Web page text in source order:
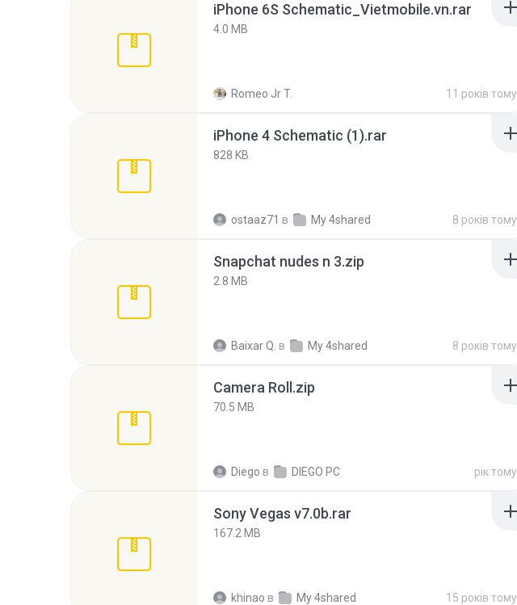
iPhone 6S Schematic_Vietmobile.vn.rar
4.0 MB
Romeo Jr T. 11 років тому
iPhone 4 Schematic (1).rar
828 KB
ostaaz71 в My 4shared 8 років тому
Snapchat nudes n 3.zip
2.8 MB
Baixar Q. в My 4shared 8 років тому
Camera Roll.zip
70.5 MB
Diego в DIEGO PC рік тому
Sony Vegas v7.0b.rar
167.2 MB
khinao в My 4shared 15 років тому